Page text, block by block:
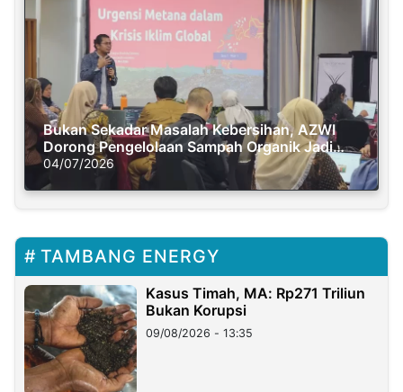
Bukan Sekadar Masalah Kebersihan, AZWI
Dorong Pengelolaan Sampah Organik Jadi
Solusi Krisis Iklim
04/07/2026
TAMBANG ENERGY
Kasus Timah, MA: Rp271 Triliun
Bukan Korupsi
09/08/2026 - 13:35